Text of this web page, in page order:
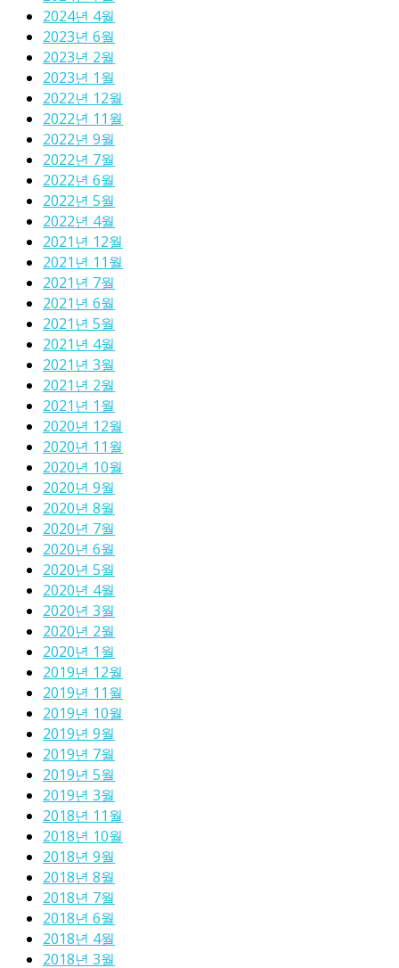
2024년 4월
2023년 6월
2023년 2월
2023년 1월
2022년 12월
2022년 11월
2022년 9월
2022년 7월
2022년 6월
2022년 5월
2022년 4월
2021년 12월
2021년 11월
2021년 7월
2021년 6월
2021년 5월
2021년 4월
2021년 3월
2021년 2월
2021년 1월
2020년 12월
2020년 11월
2020년 10월
2020년 9월
2020년 8월
2020년 7월
2020년 6월
2020년 5월
2020년 4월
2020년 3월
2020년 2월
2020년 1월
2019년 12월
2019년 11월
2019년 10월
2019년 9월
2019년 7월
2019년 5월
2019년 3월
2018년 11월
2018년 10월
2018년 9월
2018년 8월
2018년 7월
2018년 6월
2018년 4월
2018년 3월